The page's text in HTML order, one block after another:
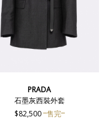
PRADA
石墨灰西裝外套
$82,500 售完